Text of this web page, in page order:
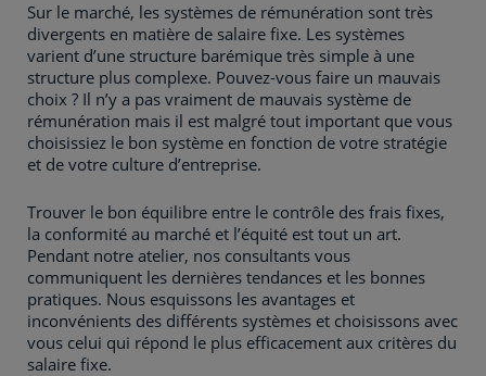
Sur le marché, les systèmes de rémunération sont très
divergents en matière de salaire fixe. Les systèmes
varient d’une structure barémique très simple à une
structure plus complexe. Pouvez-vous faire un mauvais
choix ? Il n’y a pas vraiment de mauvais système de
rémunération mais il est malgré tout important que vous
choisissiez le bon système en fonction de votre stratégie
et de votre culture d’entreprise.
Trouver le bon équilibre entre le contrôle des frais fixes,
la conformité au marché et l’équité est tout un art.
Pendant notre atelier, nos consultants vous
communiquent les dernières tendances et les bonnes
pratiques. Nous esquissons les avantages et
inconvénients des différents systèmes et choisissons avec
vous celui qui répond le plus efficacement aux critères du
salaire fixe.